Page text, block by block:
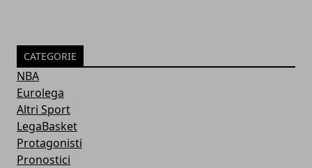
CATEGORIE
NBA
Eurolega
Altri Sport
LegaBasket
Protagonisti
Pronostici